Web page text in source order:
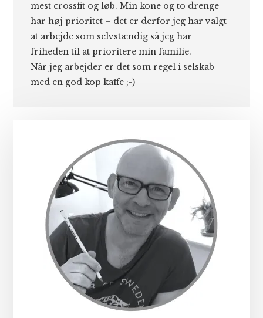
mest crossfit og løb. Min kone og to drenge
har høj prioritet – det er derfor jeg har valgt
at arbejde som selvstændig så jeg har
friheden til at prioritere min familie.
Når jeg arbejder er det som regel i selskab
med en god kop kaffe ;-)